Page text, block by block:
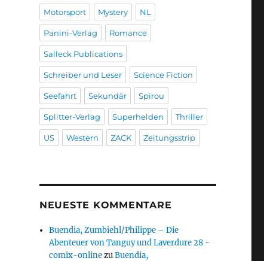
Motorsport Mystery NL
Panini-Verlag Romance
Salleck Publications
Schreiber und Leser Science Fiction
Seefahrt Sekundär Spirou
Splitter-Verlag Superhelden Thriller
US Western ZACK Zeitungsstrip
NEUESTE KOMMENTARE
Buendia, Zumbiehl/Philippe – Die
Abenteuer von Tanguy und Laverdure 28 -
comix-onlinezuBuendia,